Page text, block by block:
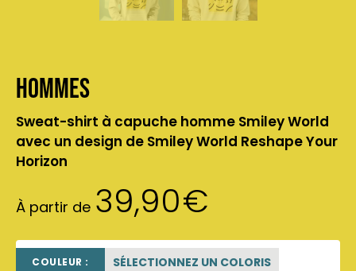
Hommes
Sweat-shirt à capuche homme Smiley World
avec un design de Smiley World Reshape Your
Horizon
À partir de 39,90€
COULEUR : SÉLECTIONNEZ UN COLORIS